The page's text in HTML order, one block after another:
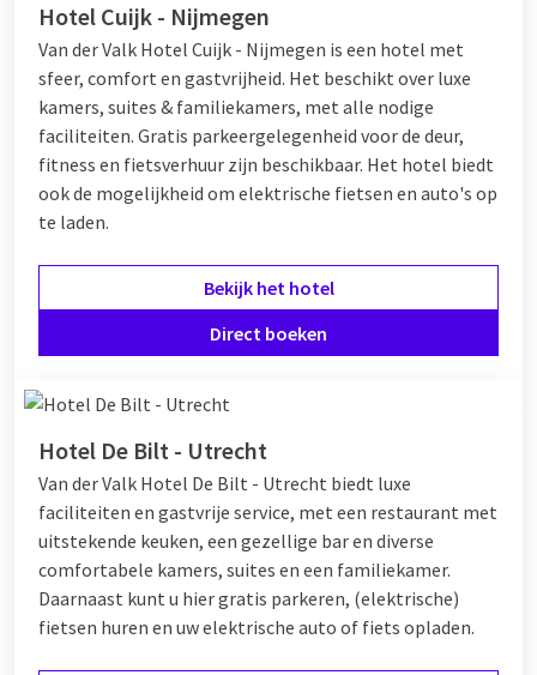
Hotel Cuijk - Nijmegen
Van der Valk Hotel Cuijk - Nijmegen is een hotel met
sfeer, comfort en gastvrijheid. Het beschikt over luxe
kamers, suites & familiekamers, met alle nodige
faciliteiten. Gratis parkeergelegenheid voor de deur,
fitness en fietsverhuur zijn beschikbaar. Het hotel biedt
ook de mogelijkheid om elektrische fietsen en auto's op
te laden.
Bekijk het hotel
Direct boeken
Hotel De Bilt - Utrecht
Van der Valk Hotel De Bilt - Utrecht biedt luxe
faciliteiten en gastvrije service, met een restaurant met
uitstekende keuken, een gezellige bar en diverse
comfortabele kamers, suites en een familiekamer.
Daarnaast kunt u hier gratis parkeren, (elektrische)
fietsen huren en uw elektrische auto of fiets opladen.